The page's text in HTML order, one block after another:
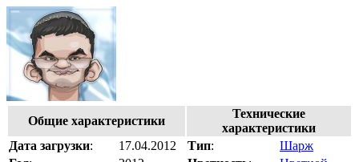
Общие характеристики
Технические
характеристики
Дата загрузки: 17.04.2012 Тип:
Шарж